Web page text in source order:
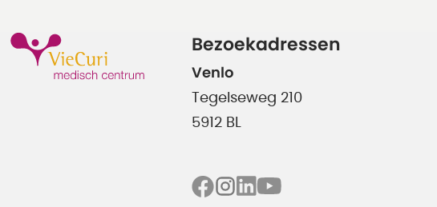
Bezoekadressen
Venlo
Tegelseweg 210
5912 BL